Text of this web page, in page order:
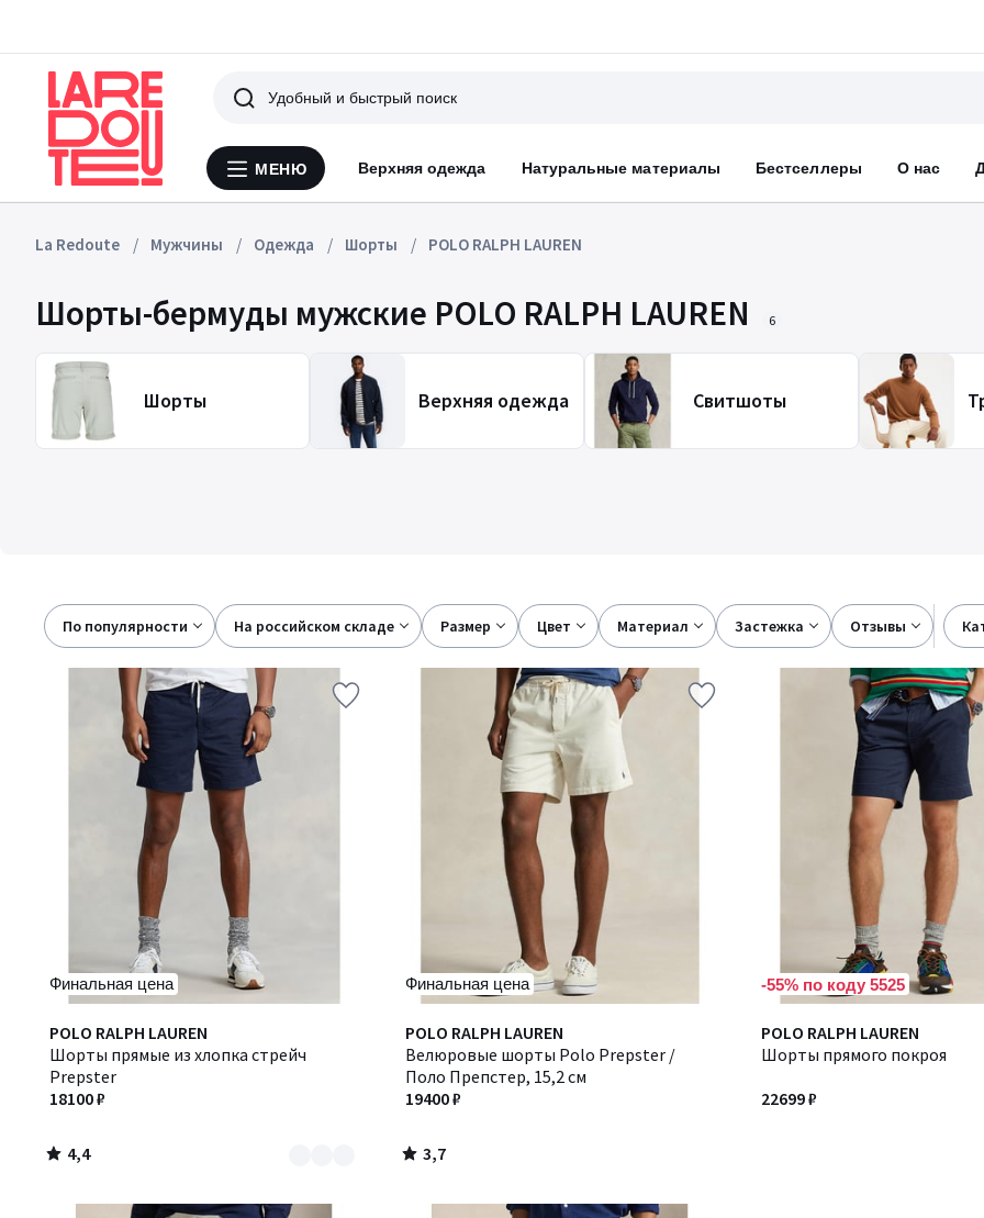
Меню
МЕНЮ Верхняя одежда Натуральные материалы Бестселлеры О нас
Поиск
La Redoute Мужчины Одежда Шорты POLO RALPH LAUREN
Шорты-бермуды мужские POLO RALPH LAUREN 6
Шорты Верхняя одежда Свитшоты
По популярности
на российском складе размер цвет материал застежка отзывы
Финальная цена
POLO RALPH LAUREN
Шорты прямые из хлопка стрейч
Prepster
18100 ₽
4,4
/ 5
Количество
цветов:
2
4,4
/
Финальная цена
POLO RALPH LAUREN
Велюровые шорты Polo Prepster /
Поло Препстер, 15,2 см
19400 ₽
3,7
/ 5
3,7
/
-55% по коду 5525
POLO RALPH LAUREN
Шорты прямого покроя
22699 ₽
Количество
цветов: